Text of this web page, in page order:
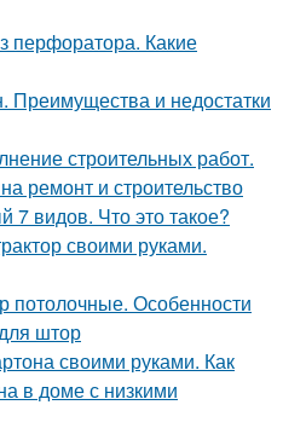
перфоратора. Какие
Преимущества и недостатки
строительных работ.
ремонт и строительство
7 видов. Что это такое?
своими руками.
потолочные. Особенности
штор
своими руками. Как
в доме с низкими